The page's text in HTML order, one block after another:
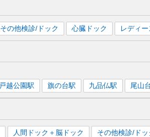
その他検診/ドック 心臓ドック レディ
戸越公園駅 旗の台駅 九品仏駅 尾山
人間ドック＋脳ドック その他検診/ドッ